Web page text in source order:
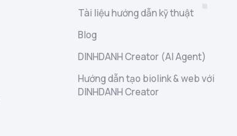
Tài liệu hướng dẫn kỹ thuật
Blog
DINHDANH Creator (AI Agent)
Hướng dẫn tạo biolink & web với
DINHDANH Creator